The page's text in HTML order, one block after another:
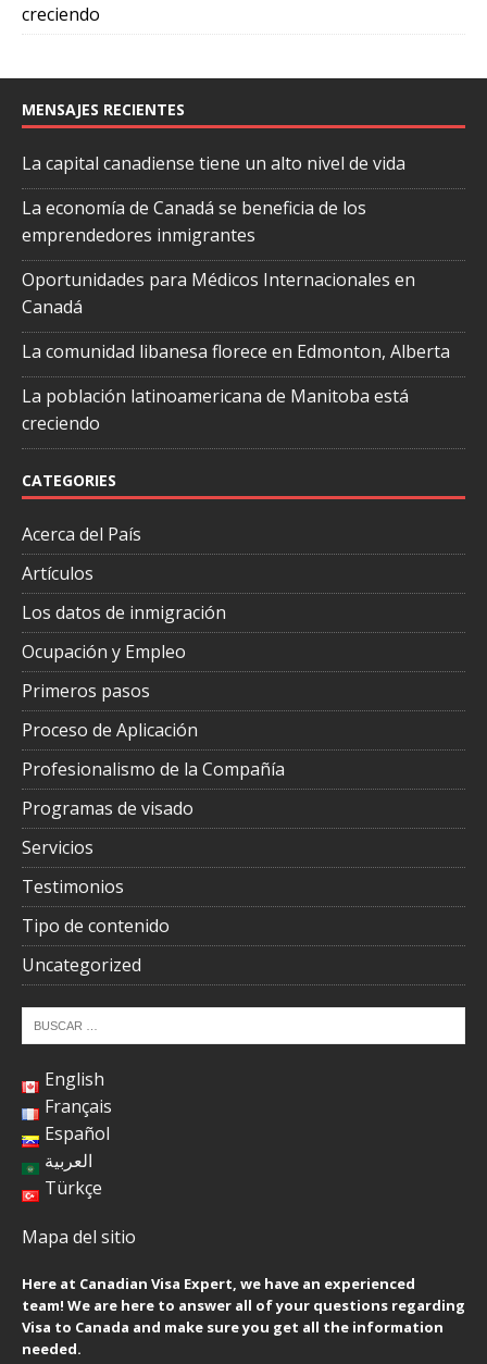
creciendo
MENSAJES RECIENTES
La capital canadiense tiene un alto nivel de vida
La economía de Canadá se beneficia de los
emprendedores inmigrantes
Oportunidades para Médicos Internacionales en
Canadá
La comunidad libanesa florece en Edmonton, Alberta
La población latinoamericana de Manitoba está
creciendo
CATEGORIES
Acerca del País
Artículos
Los datos de inmigración
Ocupación y Empleo
Primeros pasos
Proceso de Aplicación
Profesionalismo de la Compañía
Programas de visado
Servicios
Testimonios
Tipo de contenido
Uncategorized
English
Français
Español
العربية
Türkçe
Mapa del sitio
Here at Canadian Visa Expert, we have an experienced
team! We are here to answer all of your questions regarding
Visa to Canada and make sure you get all the information
needed.